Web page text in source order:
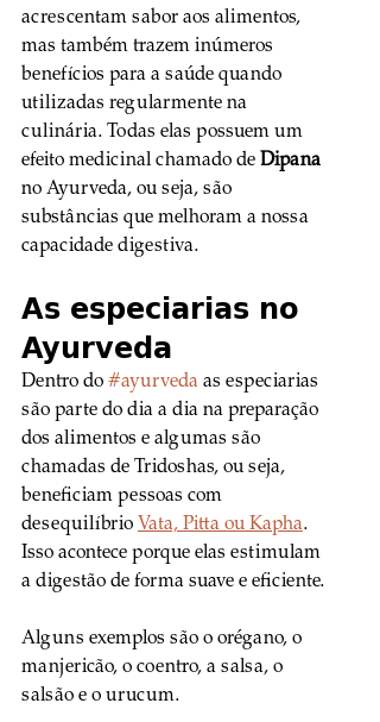
acrescentam sabor aos alimentos,
mas também trazem inúmeros
benefícios para a saúde quando
utilizadas regularmente na
culinária. Todas elas possuem um
efeito medicinal chamado de Dipana
no Ayurveda, ou seja, são
substâncias que melhoram a nossa
capacidade digestiva.
As especiarias no
Ayurveda
Dentro do #ayurveda as especiarias
são parte do dia a dia na preparação
dos alimentos e algumas são
chamadas de Tridoshas, ou seja,
beneficiam pessoas com
desequilíbrio Vata, Pitta ou Kapha.
Isso acontece porque elas estimulam
a digestão de forma suave e eficiente.
Alguns exemplos são o orégano, o
manjericão, o coentro, a salsa, o
salsão e o urucum.